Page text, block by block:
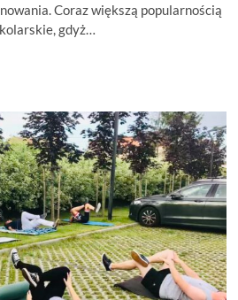
Coraz większą popularnością
gdyż…